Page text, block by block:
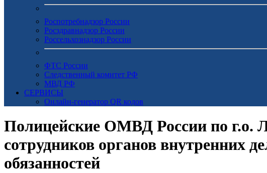
Роспотребнадзор России
Росздравнадзор России
Россельхознадзор России
ФТС России
Следственный комитет РФ
МВД РФ
СЕРВИСЫ
Онлайн-генератор QR кодов
Полицейские ОМВД России по г.о.
сотрудников органов внутренних
обязанностей